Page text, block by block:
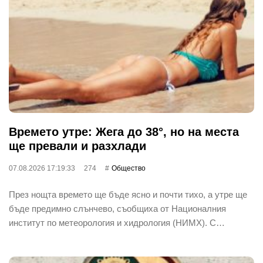
Времето утре: Жега до 38°, но на места
ще превали и разхлади
07.08.2026 17:19:33 274 Общество
През нощта времето ще бъде ясно и почти тихо, а утре ще
бъде предимно слънчево, съобщиха от Националния
институт по метеорология и хидрология (НИМХ). С…